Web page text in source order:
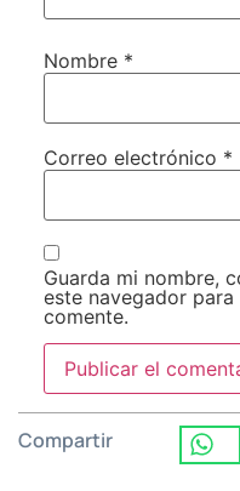
Nombre *
Correo electrónico *
Guarda mi nombre,
este navegador
comente.
Compartir